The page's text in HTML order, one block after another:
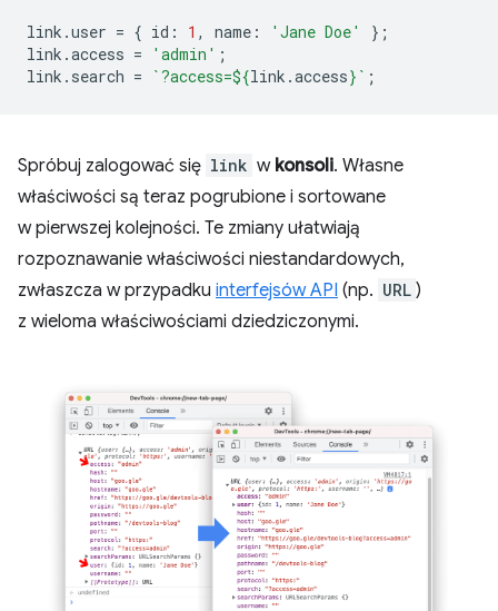
link .user = { id : 1 , name : 'Jane Doe'
};
link .access = 'admin' ;
link . search = `?access=${link .access} ` ;
Spróbuj zalogować się link w konsoli. Własne
właściwości są teraz pogrubione i sortowane
w pierwszej kolejności. Te zmiany ułatwiają
rozpoznawanie właściwości niestandardowych,
zwłaszcza w przypadku interfejsów API (np. URL )
z wieloma właściwościami dziedziczonymi.